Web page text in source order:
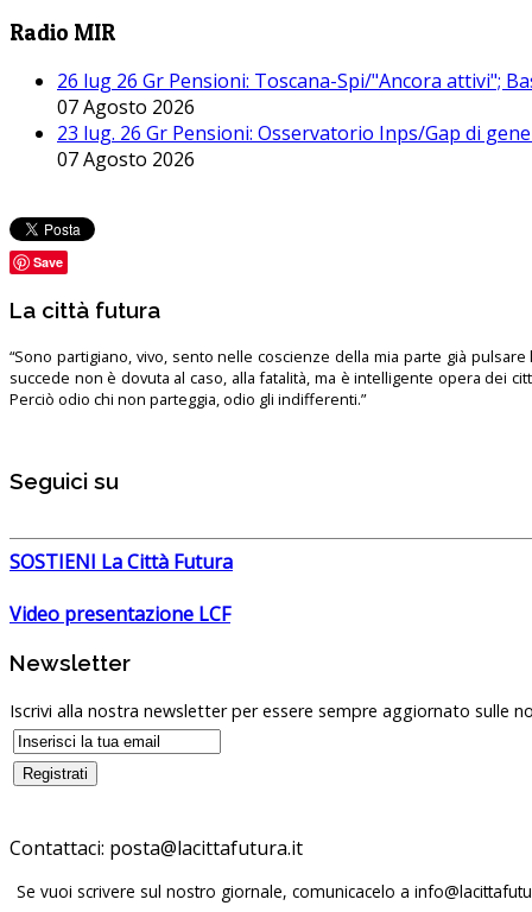
Radio MIR
26 lug 26 Gr Pensioni: Toscana-Spi/"Ancora attivi";
07 Agosto 2026
23 lug. 26 Gr Pensioni: Osservatorio Inps/Gap di
07 Agosto 2026
Save
La città futura
“Sono partigiano, vivo, sento nelle coscienze della mia parte già pulsare
succede non è dovuta al caso, alla fatalità, ma è intelligente opera dei
Perciò odio chi non parteggia, odio gli indifferenti.”
Seguici su
SOSTIENI La Città Futura
Video presentazione LCF
Newsletter
Iscrivi alla nostra newsletter per essere sempre aggiornato sulle
Contattaci: posta@lacittafutura.it
Se vuoi scrivere sul nostro giornale, comunicacelo a